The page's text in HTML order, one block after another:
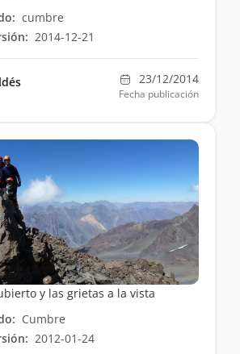
cumbre
2014-12-21
23/12/2014
Fecha publicación
y las grietas a la vista
Cumbre
2012-01-24